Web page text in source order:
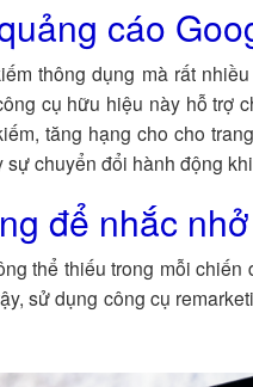
cáo
thông dụng mà rất
cụ hữu hiệu này hỗ trợ
tăng hạng cho cho
sự chuyển đổi hành động
để nhắc
thể thiếu trong mỗi
sử dụng công cụ